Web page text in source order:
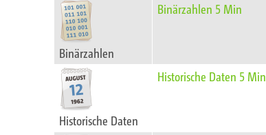
Binärzahlen
Binärzahlen 5 Min
Historische Daten
Historische Daten 5 Min